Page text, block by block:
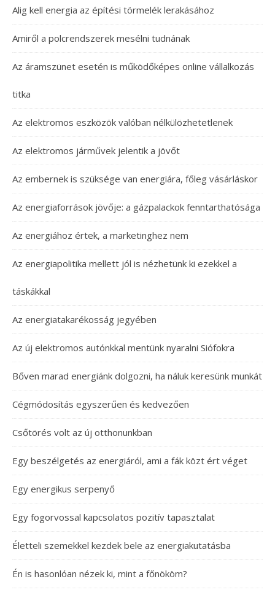
Alig kell energia az építési törmelék lerakásához
Amiről a polcrendszerek mesélni tudnának
Az áramszünet esetén is működőképes online vállalkozás
titka
Az elektromos eszközök valóban nélkülözhetetlenek
Az elektromos járművek jelentik a jövőt
Az embernek is szüksége van energiára, főleg vásárláskor
Az energiaforrások jövője: a gázpalackok fenntarthatósága
Az energiához értek, a marketinghez nem
Az energiapolitika mellett jól is nézhetünk ki ezekkel a
táskákkal
Az energiatakarékosság jegyében
Az új elektromos autónkkal mentünk nyaralni Siófokra
Bőven marad energiánk dolgozni, ha náluk keresünk munkát
Cégmódosítás egyszerűen és kedvezően
Csőtörés volt az új otthonunkban
Egy beszélgetés az energiáról, ami a fák közt ért véget
Egy energikus serpenyő
Egy fogorvossal kapcsolatos pozitív tapasztalat
Életteli szemekkel kezdek bele az energiakutatásba
Én is hasonlóan nézek ki, mint a főnököm?